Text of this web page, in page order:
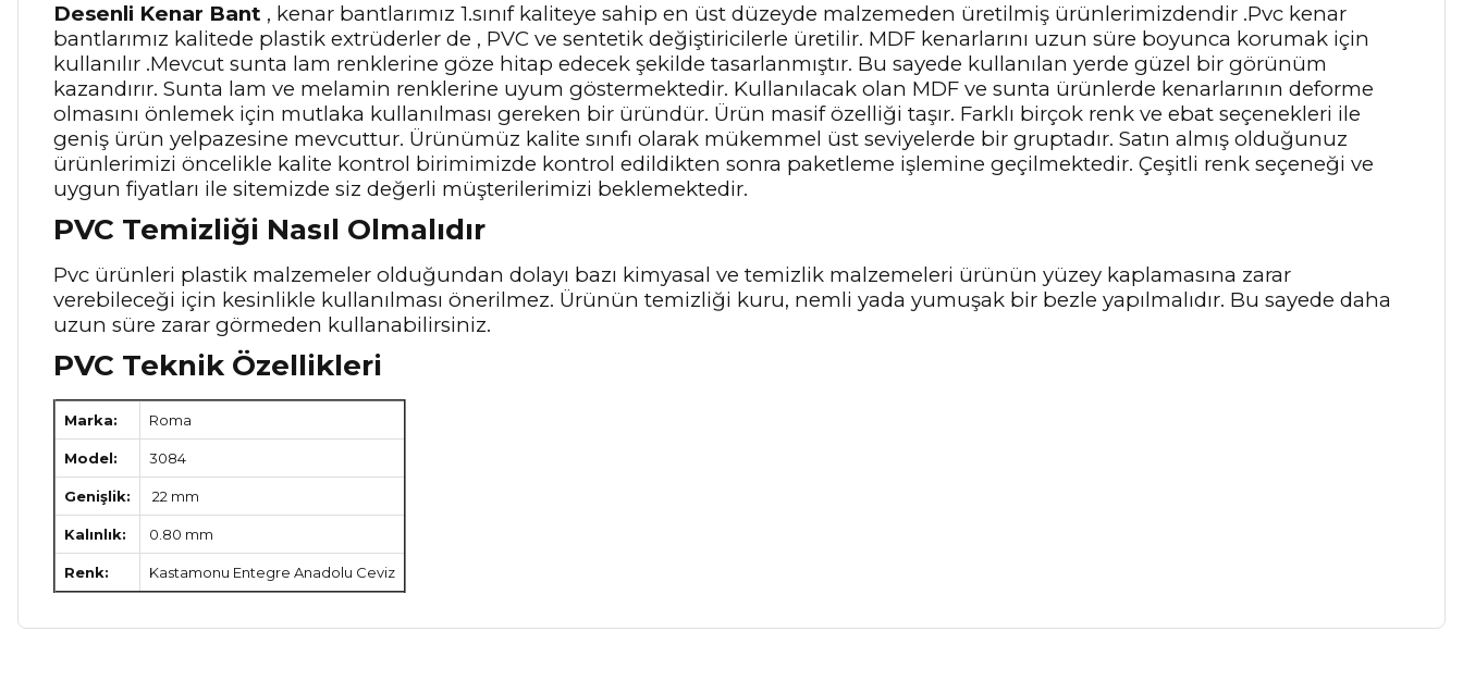
Desenli Kenar Bant , kenar bantlarımız 1.sınıf kaliteye sahip en üst düzeyde malzemeden üretilmiş ürünlerimizdendir .Pvc kenar
bantlarımız kalitede plastik extrüderler de , PVC ve sentetik değiştiricilerle üretilir. MDF kenarlarını uzun süre boyunca korumak için
kullanılır .Mevcut sunta lam renklerine göze hitap edecek şekilde tasarlanmıştır. Bu sayede kullanılan yerde güzel bir görünüm
kazandırır. Sunta lam ve melamin renklerine uyum göstermektedir. Kullanılacak olan MDF ve sunta ürünlerde kenarlarının deforme
olmasını önlemek için mutlaka kullanılması gereken bir üründür. Ürün masif özelliği taşır. Farklı birçok renk ve ebat seçenekleri ile
geniş ürün yelpazesine mevcuttur. Ürünümüz kalite sınıfı olarak mükemmel üst seviyelerde bir gruptadır. Satın almış olduğunuz
ürünlerimizi öncelikle kalite kontrol birimimizde kontrol edildikten sonra paketleme işlemine geçilmektedir. Çeşitli renk seçeneği ve
uygun fiyatları ile sitemizde siz değerli müşterilerimizi beklemektedir.
PVC Temizliği Nasıl Olmalıdır
Pvc ürünleri plastik malzemeler olduğundan dolayı bazı kimyasal ve temizlik malzemeleri ürünün yüzey kaplamasına zarar
verebileceği için kesinlikle kullanılması önerilmez. Ürünün temizliği kuru, nemli yada yumuşak bir bezle yapılmalıdır. Bu sayede daha
uzun süre zarar görmeden kullanabilirsiniz.
PVC Teknik Özellikleri
Marka: Roma
Model: 3084
Genişlik: 22 mm
Kalınlık: 0.80 mm
Renk: Kastamonu Entegre Anadolu Ceviz